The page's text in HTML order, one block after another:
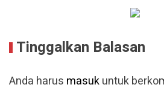
Tinggalkan Balasan
Anda harus masukuntuk